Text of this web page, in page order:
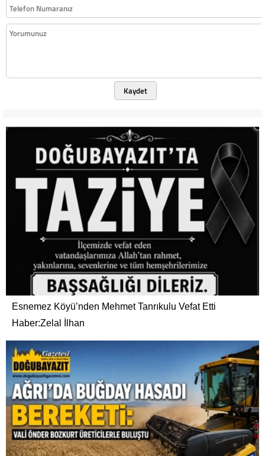
Kaydet
Esnemez Köyü’nden Mehmet Tanrıkulu Vefat Etti
Haber:Zelal İlhan